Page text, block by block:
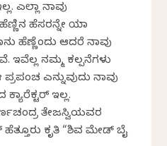
ಎಲ್ಲಾ ನಾವು
ಹೆಸರನ್ನೇ ಯಾಕೆ
ಹೆಣ್ಣೆಂದು ಆದರೆ ನಾವು
ಇವೆಲ್ಲ ನಮ್ಮ ಕಲ್ಪನೆಗಳು
ಎನ್ನುವುದು ನಾವು
ಇಲ್ಲ.
ತೇಜಸ್ವಿಯವರ
ಕೃತಿ “ಶಿವ ಮೇಡ್‌ ಬೈ